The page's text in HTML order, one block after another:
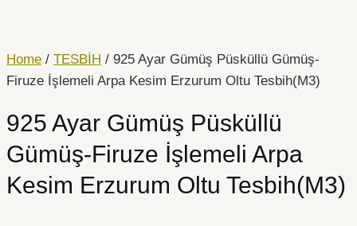
Home / TESBİH / 925 Ayar Gümüş Püsküllü Gümüş-
Firuze İşlemeli Arpa Kesim Erzurum Oltu Tesbih(M3)
925 Ayar Gümüş Püsküllü
Gümüş-Firuze İşlemeli Arpa
Kesim Erzurum Oltu Tesbih(M3)